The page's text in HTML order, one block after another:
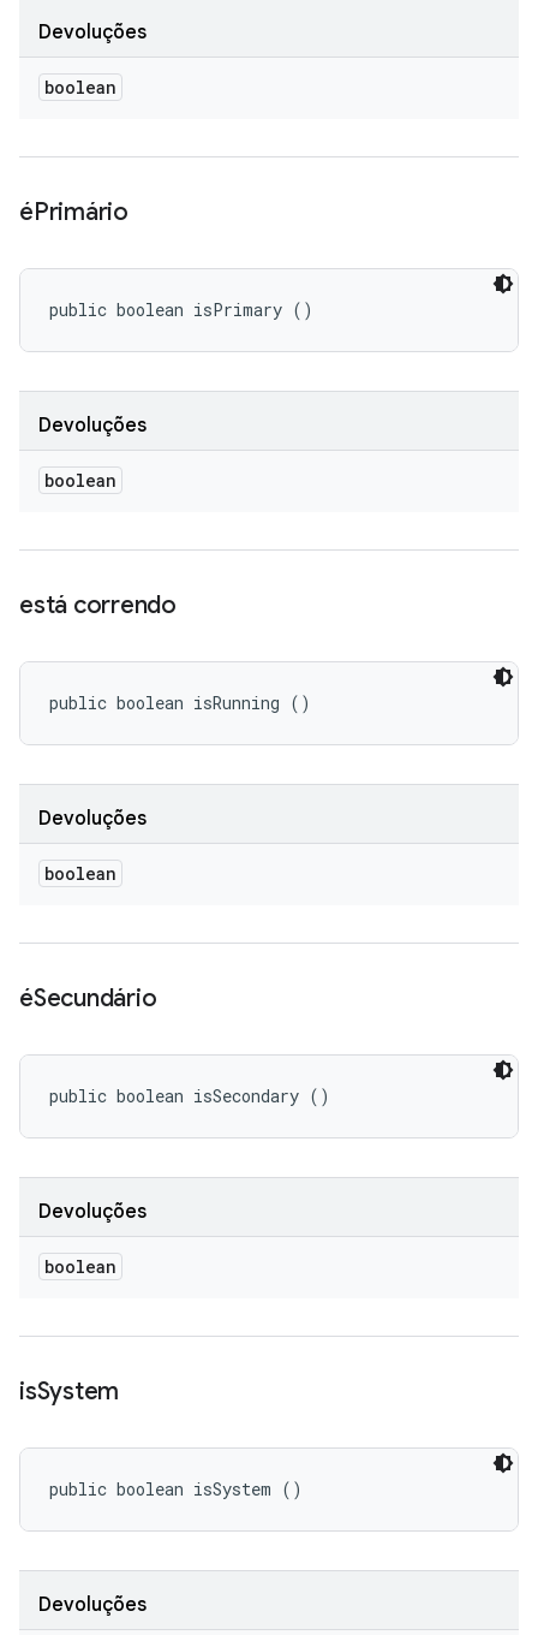
Devoluções
boolean
éPrimário
public boolean isPrimary ()
Devoluções
boolean
está correndo
public boolean isRunning ()
Devoluções
boolean
éSecundário
public boolean isSecondary ()
Devoluções
boolean
isSystem
public boolean isSystem ()
Devoluções